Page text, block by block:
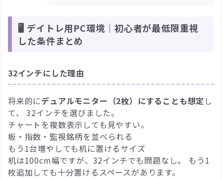
🖥 デイトレ用PC環境｜初心者が最低限重視
した条件まとめ
32インチにした理由
将来的にデュアルモニター（2枚）にすることも想定 し
て、 32インチを選びました。
チャートを複数表示しても見やすい。
板・指数・監視銘柄を並べられる
もう1台増やしても机に置けるサイズ
机は100cm幅ですが、32インチでも問題なし。 もう1
枚追加しても十分置けるスペースがあります。